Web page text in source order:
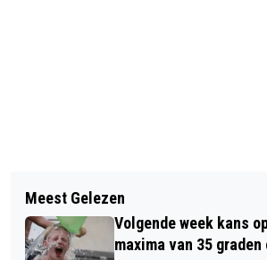
CARNAVALSSEIZOEN
‘EWIJK GAAT LOS’ MET
PLEZIER EN NIEUWE
DORSTVLEGELS STARTEN
CARNAVALSSEIZOEN MET
Meest Gelezen
Volgende week kans
maxima van 35